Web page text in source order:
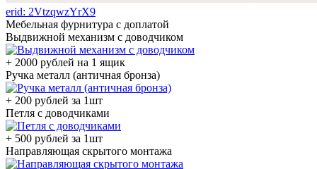
erid: 2VtzqwzYrX9
Мебельная фурнитура с доплатой
Выдвижной механизм с доводчиком
+ 2000 рублей на 1 ящик
Ручка металл (античная бронза)
+ 200 рублей за 1шт
Петля с доводчиками
+ 500 рублей за 1шт
Направляющая скрытого монтажа